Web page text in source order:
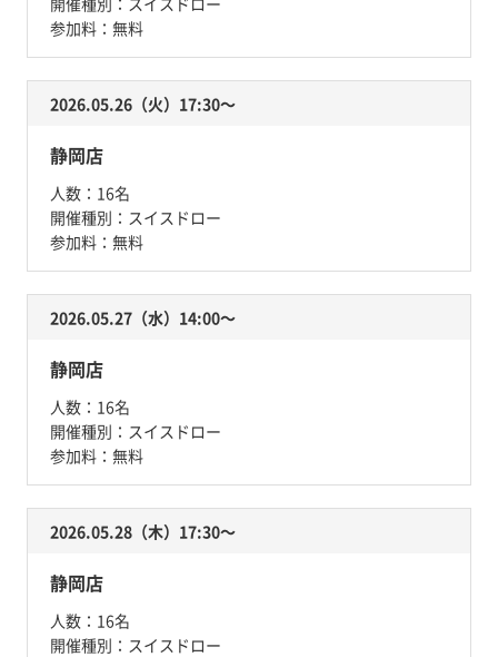
参加料： 無料
2026.05.26（火）17:30〜
静岡店
人数： 16名
開催種別： スイスドロー
参加料： 無料
2026.05.27（水）14:00〜
静岡店
人数： 16名
開催種別： スイスドロー
参加料： 無料
2026.05.28（木）17:30〜
静岡店
人数： 16名
開催種別： スイスドロー